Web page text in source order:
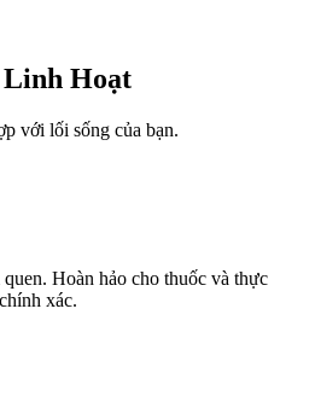
Linh Hoạt
với lối sống của bạn.
Hoàn hảo cho thuốc và thực
xác.